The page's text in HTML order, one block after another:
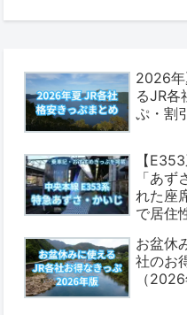
2026年
るJR各
ぷ・割
【
「あ
れた座
で居住
（座席
あり）
お盆休
社のお
（2026